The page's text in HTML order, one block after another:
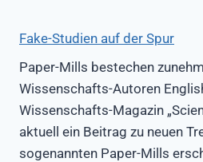
Fake-Studien auf der Spur
Paper-Mills bestechen
Wissenschafts-Autoren
Wissenschafts-Magazin
aktuell ein Beitrag zu neuen
sogenannten Paper-Mills